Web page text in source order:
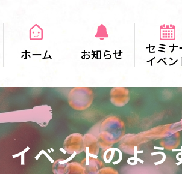
ホーム お知らせ
セミナ
イベン
イベントのよう